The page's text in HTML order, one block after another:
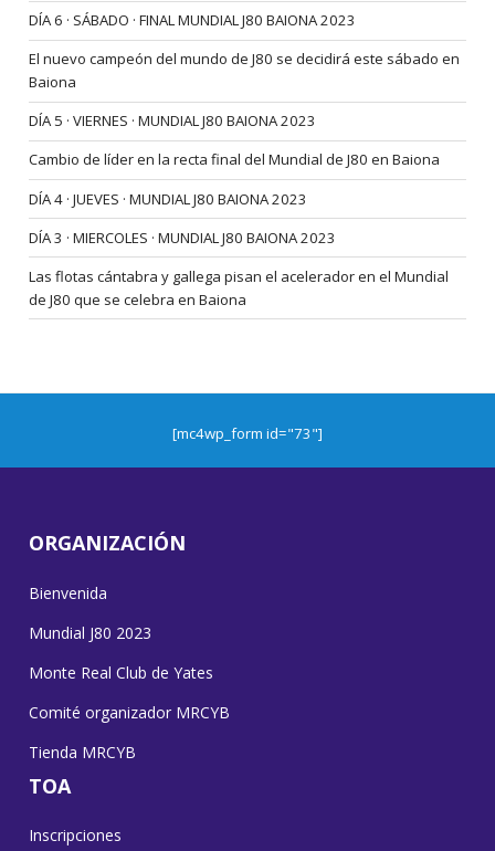
DÍA 6 · SÁBADO · FINAL MUNDIAL J80 BAIONA 2023
El nuevo campeón del mundo de J80 se decidirá este sábado en
Baiona
DÍA 5 · VIERNES · MUNDIAL J80 BAIONA 2023
Cambio de líder en la recta final del Mundial de J80 en Baiona
DÍA 4 · JUEVES · MUNDIAL J80 BAIONA 2023
DÍA 3 · MIERCOLES · MUNDIAL J80 BAIONA 2023
Las flotas cántabra y gallega pisan el acelerador en el Mundial
de J80 que se celebra en Baiona
[mc4wp_form id="73"]
ORGANIZACIÓN
Bienvenida
Mundial J80 2023
Monte Real Club de Yates
Comité organizador MRCYB
Tienda MRCYB
TOA
Inscripciones